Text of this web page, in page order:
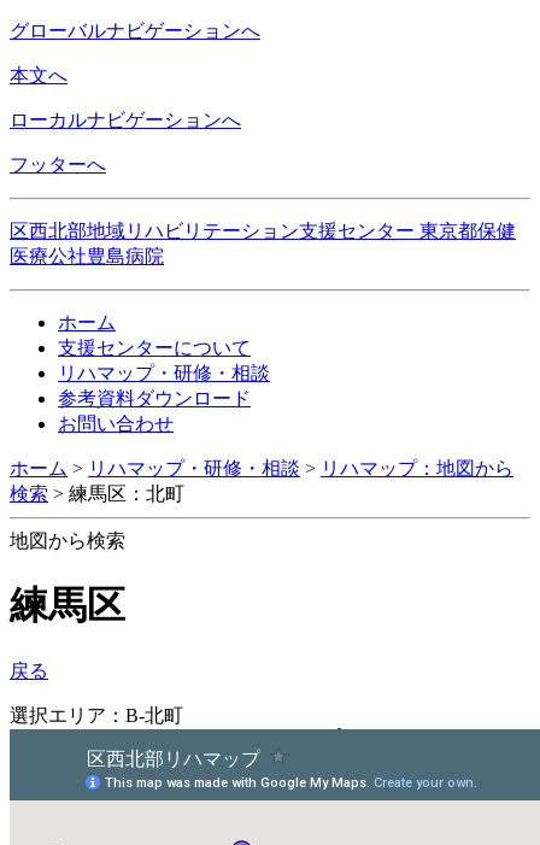
グローバルナビゲーションへ
本文へ
ローカルナビゲーションへ
フッターへ
区西北部地域リハビリテーション支援センター 東京都保健
医療公社豊島病院
ホーム
支援センターについて
リハマップ・研修・相談
参考資料ダウンロード
お問い合わせ
ホーム > リハマップ・研修・相談 > リハマップ：地図から
検索 > 練馬区：北町
地図から検索
練馬区
戻る
選択エリア：B-北町